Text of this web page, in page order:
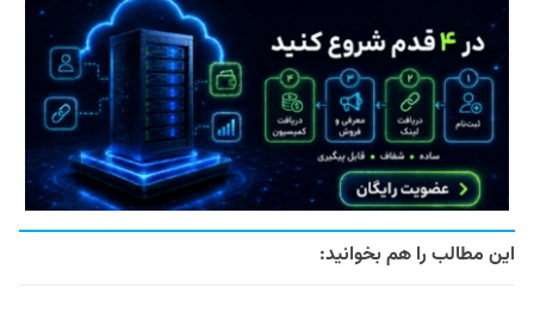
این مطالب را هم بخوانید: